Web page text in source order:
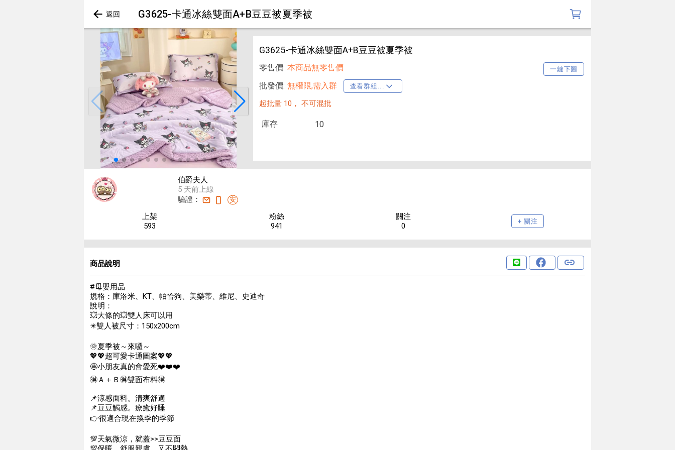
G3625-卡通冰絲雙面A+B豆豆被夏季被
G3625-卡通冰絲雙面A+B豆豆被夏季被
零售價: 一鍵下圖
本商品無零售價
批發價: 無權限,需入群 查看群組...
起批量 10， 不可混批
庫存 10
伯爵夫人
5 天前上線
驗證：
安
上架
593
粉絲
941
關注
0
+ 關注
商品說明
#母嬰用品
規格：庫洛米、KT、帕恰狗、美樂蒂、維尼、史迪奇
說明：
💥大條的💥雙人床可以用
✴️雙人被尺寸：150x200cm
🌞夏季被～來囉～
💖💖超可愛卡通圖案💖💖
🤩小朋友真的會愛死❤️❤️❤️
🉐️Ａ＋Ｂ🉐️雙面布料🉐️
📌涼感面料。清爽舒適
📌豆豆觸感。療癒好睡
👉很適合現在換季的季節
💯天氣微涼，就蓋>>豆豆面